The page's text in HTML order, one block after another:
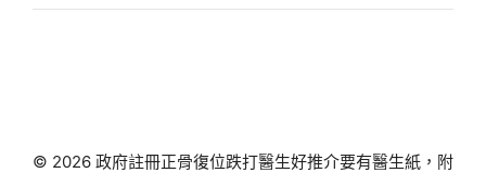
© 2026 政府註冊正骨復位跌打醫生好推介要有醫生紙，附